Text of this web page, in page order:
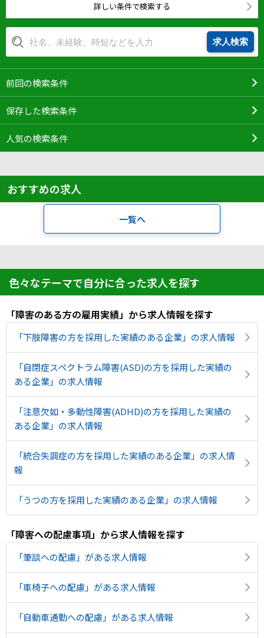
詳しい条件で検索する
求人検索
前回の検索条件
保存した検索条件
人気の検索条件
おすすめの求人
一覧へ
色々なテーマで自分に合った求人を探す
「障害のある方の雇用実績」から求人情報を探す
「下肢障害の方を採用した実績のある企業」の求人情報
「自閉症スペクトラム障害(ASD)の方を採用した実績の
ある企業」の求人情報
「注意欠如・多動性障害(ADHD)の方を採用した実績の
ある企業」の求人情報
「統合失調症の方を採用した実績のある企業」の求人情
報
「うつの方を採用した実績のある企業」の求人情報
「障害への配慮事項」から求人情報を探す
「筆談への配慮」がある求人情報
「車椅子への配慮」がある求人情報
「自動車通勤への配慮」がある求人情報
障害のある新卒学生専門の就職エージェントサービス
求人検索・スカウトサービス
障害者専門の求人検索・スカウトサービス
就労移行支援サービス
障害別専門支援の就労移行支援サービス
IT・Web制作スキルを身につける就労移行支援サービス
ソーシャルファームサービス
しいたけ生産で実現する
新しい障害者雇用支援サービス
ご利用ガイド
法人向けページ
メニューを閉じる
お問い合わせ・よくある質問
よくある質問
採用をお考えの企業様はこちら